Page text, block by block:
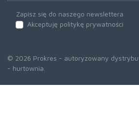
Zapisz się do naszego newslettera
Akceptuję politykę prywatności
© 2026 Prokres - autoryzowany
- hurtownia.